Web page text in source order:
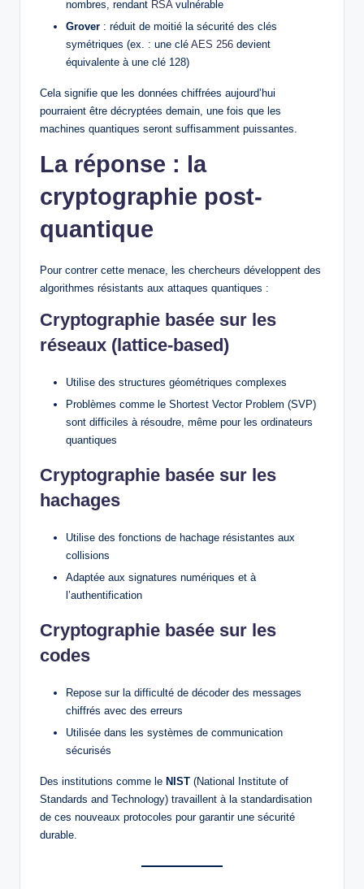
nombres, rendant RSAvulnérable
Grover : réduit de moitié la sécurité des clés
symétriques (ex. : une clé AES 256 devient
équivalente à une clé 128)
Cela signifie que les données chiffrées aujourd’hui
pourraient être décryptées demain, une fois que les
machines quantiques seront suffisamment puissantes.
La réponse : la
cryptographie post-
quantique
Pour contrer cette menace, les chercheurs développent des
algorithmes résistants aux attaques quantiques :
Cryptographie basée sur les
réseaux (lattice-based)
Utilise des structures géométriques complexes
Problèmes comme le Shortest Vector Problem (SVP)
sont difficiles à résoudre, même pour les ordinateurs
quantiques
Cryptographie basée sur les
hachages
Utilise des fonctions de hachage résistantes aux
collisions
Adaptée aux signatures numériques et à
l’authentification
Cryptographie basée sur les
codes
Repose sur la difficulté de décoder des messages
chiffrés avec des erreurs
Utilisée dans les systèmes de communication
sécurisés
Des institutions comme le NIST (National Institute of
Standards and Technology) travaillent à la standardisation
de ces nouveaux protocoles pour garantir une sécurité
durable.